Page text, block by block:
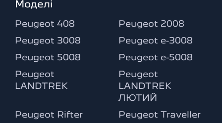
Моделі
Peugeot 408 Peugeot 2008
Peugeot 3008 Peugeot e-3008
Peugeot 5008 Peugeot e-5008
Peugeot
LANDTREK
Peugeot
LANDTREK
ЛЮТИЙ
Peugeot Rifter Peugeot Traveller